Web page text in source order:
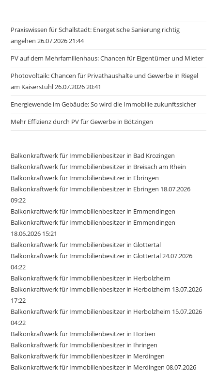
Praxiswissen für Schallstadt: Energetische Sanierung richtig
angehen 26.07.2026 21:44
PV auf dem Mehrfamilienhaus: Chancen für Eigentümer und Mieter
Photovoltaik: Chancen für Privathaushalte und Gewerbe in Riegel
am Kaiserstuhl 26.07.2026 20:41
Energiewende im Gebäude: So wird die Immobilie zukunftssicher
Mehr Effizienz durch PV für Gewerbe in Bötzingen
Balkonkraftwerk für Immobilienbesitzer in Bad Krozingen
Balkonkraftwerk für Immobilienbesitzer in Breisach am Rhein
Balkonkraftwerk für Immobilienbesitzer in Ebringen
Balkonkraftwerk für Immobilienbesitzer in Ebringen 18.07.2026
09:22
Balkonkraftwerk für Immobilienbesitzer in Emmendingen
Balkonkraftwerk für Immobilienbesitzer in Emmendingen
18.06.2026 15:21
Balkonkraftwerk für Immobilienbesitzer in Glottertal
Balkonkraftwerk für Immobilienbesitzer in Glottertal 24.07.2026
04:22
Balkonkraftwerk für Immobilienbesitzer in Herbolzheim
Balkonkraftwerk für Immobilienbesitzer in Herbolzheim 13.07.2026
17:22
Balkonkraftwerk für Immobilienbesitzer in Herbolzheim 15.07.2026
04:22
Balkonkraftwerk für Immobilienbesitzer in Horben
Balkonkraftwerk für Immobilienbesitzer in Ihringen
Balkonkraftwerk für Immobilienbesitzer in Merdingen
Balkonkraftwerk für Immobilienbesitzer in Merdingen 08.07.2026